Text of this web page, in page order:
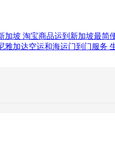
加坡 淘宝商品运到新加坡最简
雅加达空运和海运门到门服务